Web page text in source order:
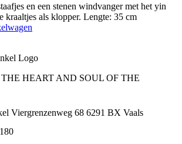
en een stenen windvanger met het yin
kraaltjes als klopper. Lengte: 35 cm
HEART AND SOUL OF THE
Viergrenzenweg 68 6291 BX Vaals